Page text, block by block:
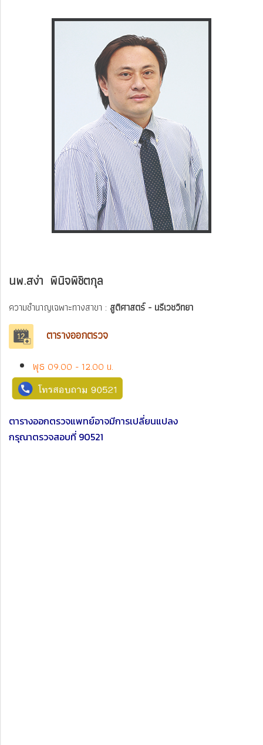
นพ.สง่า พินิจพิชิตกุล
ความชำนาญเฉพาะทางสาขา : สูติศาสตร์ - นรีเวชวิทยา
ตารางออกตรวจ
พุธ 09.00 - 12.00 น.
ตารางออกตรวจแพทย์อาจมีการเปลี่ยนแปลง
กรุณาตรวจสอบที่ 90521